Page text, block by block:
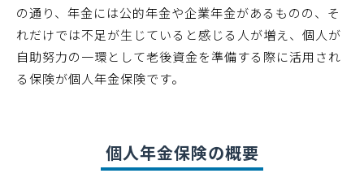
の通り、年金には公的年金や企業年金があるものの、そ
れだけでは不足が生じていると感じる人が増え、個人が
自助努力の一環として老後資金を準備する際に活用され
る保険が個人年金保険です。
個人年金保険の概要